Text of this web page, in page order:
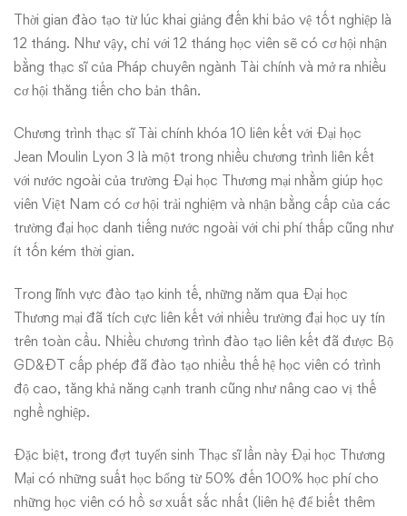
Thời gian đào tạo từ lúc khai giảng đến khi bảo vệ tốt nghiệp là
12 tháng. Như vậy, chỉ với 12 tháng học viên sẽ có cơ hội nhận
bằng thạc sĩ của Pháp chuyên ngành Tài chính và mở ra nhiều
cơ hội thăng tiến cho bản thân.
Chương trình thạc sĩ Tài chính khóa 10 liên kết với Đại học
Jean Moulin Lyon 3 là một trong nhiều chương trình liên kết
với nước ngoài của trường Đại học Thương mại nhằm giúp học
viên Việt Nam có cơ hội trải nghiệm và nhận bằng cấp của các
trường đại học danh tiếng nước ngoài với chi phí thấp cũng như
ít tốn kém thời gian.
Trong lĩnh vực đào tạo kinh tế, những năm qua Đại học
Thương mại đã tích cực liên kết với nhiều trường đại học uy tín
trên toàn cầu. Nhiều chương trình đào tạo liên kết đã được Bộ
GD&ĐT cấp phép đã đào tạo nhiều thế hệ học viên có trình
độ cao, tăng khả năng cạnh tranh cũng như nâng cao vị thế
nghề nghiệp.
Đặc biệt, trong đợt tuyển sinh Thạc sĩ lần này Đại học Thương
Mại có những suất học bổng từ 50% đến 100% học phí cho
những học viên có hồ sơ xuất sắc nhất (liên hệ để biết thêm